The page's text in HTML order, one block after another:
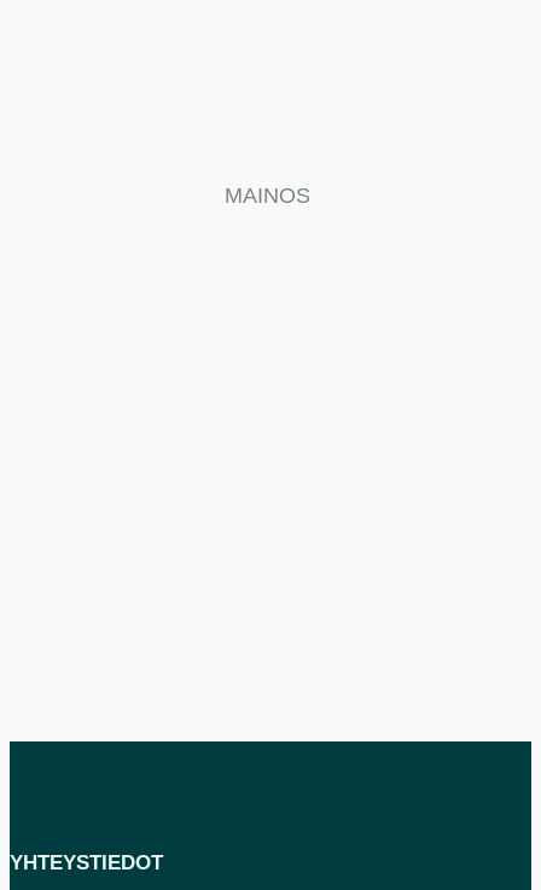
MAINOS
YHTEYSTIEDOT